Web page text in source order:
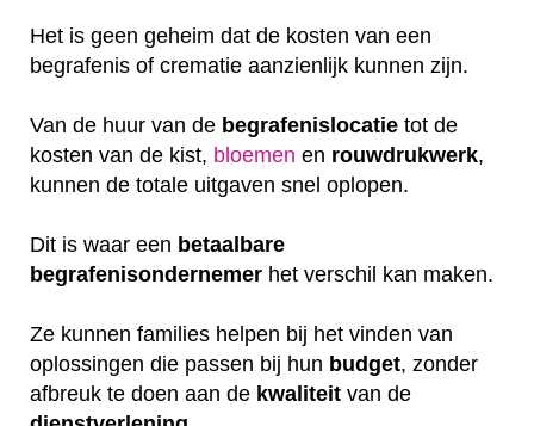
Het is geen geheim dat de kosten van een
begrafenis of crematie aanzienlijk kunnen zijn.
Van de huur van de begrafenislocatie tot de
kosten van de kist, bloemen en rouwdrukwerk,
kunnen de totale uitgaven snel oplopen.
Dit is waar een betaalbare
begrafenisondernemer het verschil kan maken.
Ze kunnen families helpen bij het vinden van
oplossingen die passen bij hun budget, zonder
afbreuk te doen aan de kwaliteit van de